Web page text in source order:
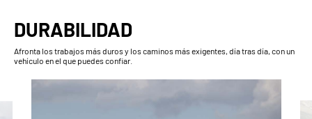
DURABILIDAD
Afronta los trabajos más duros y los caminos más exigentes, día tras día, con un
vehículo en el que puedes confiar.